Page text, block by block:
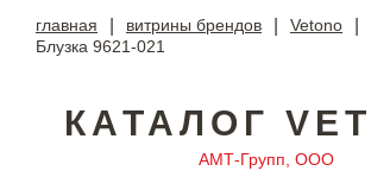
главная витрины брендов Vetono
Блузка 9621-021
КАТАЛОГ
АМТ-Групп, ООО